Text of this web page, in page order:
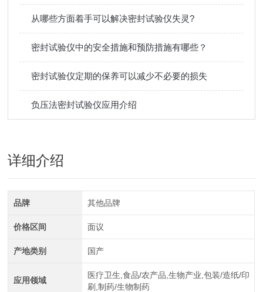
从哪些方面着手可以解决密封试验仪失灵?
密封试验仪中的安全措施和预防措施有哪些？
密封试验仪定期的保养可以减少不必要的损失
负压法密封试验仪应用介绍
详细介绍
品牌 其他品牌
价格区间 面议
产地类别 国产
应用领域
医疗卫生,食品/农产品,生物产业,包装/造纸/印
刷,制药/生物制药